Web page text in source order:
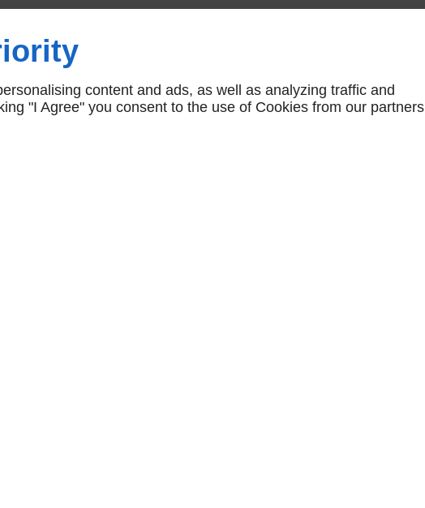
:
content and ads, as well as analyzing traffic and
"I Agree" you consent to the use of Cookies from our partners